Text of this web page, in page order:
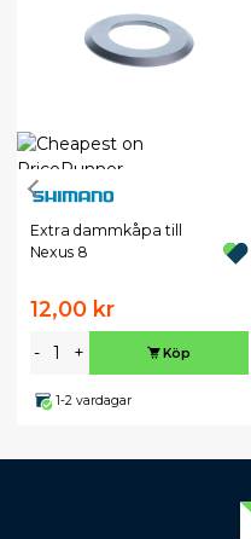
Extra dammkåpa till
Nexus 8
12,00 kr
- + Köp
1-2 vardagar